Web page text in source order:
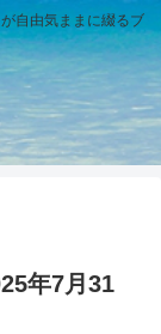
自由気ままに綴るブ
年7月31